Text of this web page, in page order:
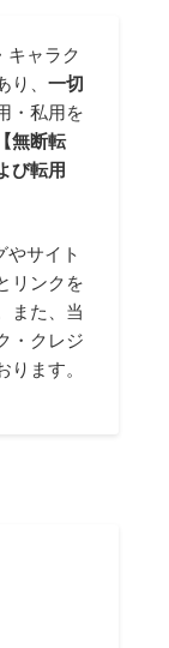
キャラク
り、一切
・私用を
【無断転
び転用
サイト
リンクを
また、当
・クレジ
ます。